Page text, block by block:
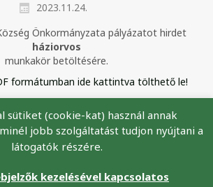
2023.11.24.
Önkormányzata pályázatot hirdet
háziorvos
munkakör betöltésére.
formátumban ide kattintva tölthető le!
Község Önkormányzata,2026
sütiket (cookie-kat) használ annak
jobb szolgáltatást tudjon nyújtani a
látogatók részére.
kezelésével kapcsolatos